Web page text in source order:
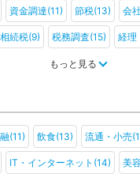
資金調達(11) 節税(13) 会
相続税(9) 税務調査(15) 経理
もっと見る
(11) 飲食(13) 流通・小売
IT・インターネット(14) 美